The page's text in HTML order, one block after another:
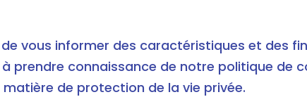
vous informer des caractéristiques et des
prendre connaissance de notre politique de
de protection de la vie privée.